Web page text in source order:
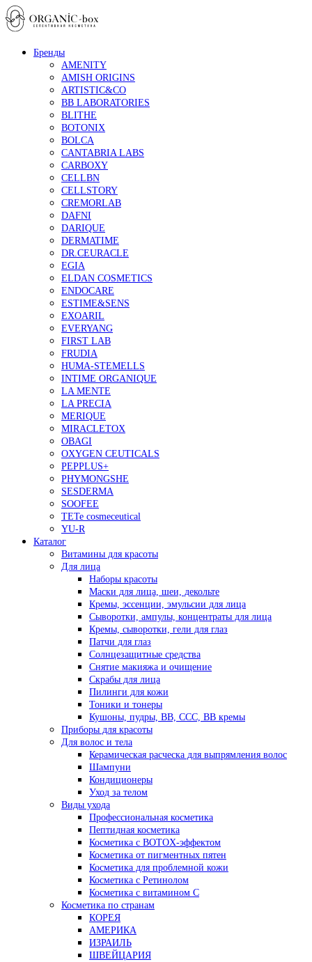
Бренды
AMENITY
AMISH ORIGINS
ARTISTIC&CO
BB LABORATORIES
BLITHE
BOTONIX
BOLCA
CANTABRIA LABS
CARBOXY
CELLBN
CELLSTORY
CREMORLAB
DAFNI
DARIQUE
DERMATIME
DR.CEURACLE
EGIA
ELDAN COSMETICS
ENDOCARE
ESTIME&SENS
EXOARIL
EVERYANG
FIRST LAB
FRUDIA
HUMA-STEMELLS
INTIME ORGANIQUE
LA MENTE
LA PRECIA
MERIQUE
MIRACLETOX
OBAGI
OXYGEN CEUTICALS
PEPPLUS+
PHYMONGSHE
SESDERMA
SOOFEE
TETe cosmeceutical
YU-R
Каталог
Витамины для красоты
Для лица
Наборы красоты
Маски для лица, шеи, декольте
Кремы, эссенции, эмульсии для лица
Сыворотки, ампулы, концентраты для лица
Кремы, сыворотки, гели для глаз
Патчи для глаз
Солнцезащитные средства
Снятие макияжа и очищение
Скрабы для лица
Пилинги для кожи
Тоники и тонеры
Кушоны, пудры, ВВ, ССС, ВВ кремы
Приборы для красоты
Для волос и тела
Керамическая расческа для выпрямления волос
Шампуни
Кондиционеры
Уход за телом
Виды ухода
Профессиональная косметика
Пептидная косметика
Косметика с BOTOX-эффектом
Косметика от пигментных пятен
Косметика для проблемной кожи
Косметика с Ретинолом
Косметика с витамином С
Косметика по странам
КОРЕЯ
АМЕРИКА
ИЗРАИЛЬ
ШВЕЙЦАРИЯ